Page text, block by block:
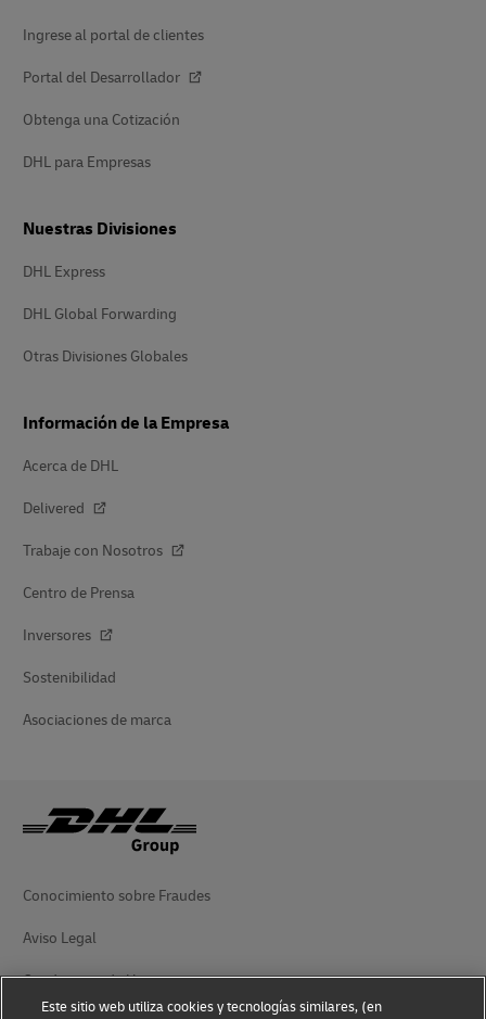
Ingrese al portal de clientes
Portal del Desarrollador
Obtenga una Cotización
DHL para Empresas
Nuestras Divisiones
DHL Express
DHL Global Forwarding
Otras Divisiones Globales
Información de la Empresa
Acerca de DHL
Delivered
Trabaje con Nosotros
Centro de Prensa
Inversores
Sostenibilidad
Asociaciones de marca
Conocimiento sobre Fraudes
Aviso Legal
Condiciones de Uso
Este sitio web utiliza cookies y tecnologías similares, (en